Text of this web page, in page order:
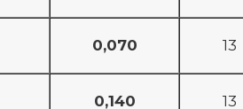
0,070 13
0,140 13